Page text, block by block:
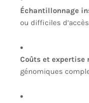
Échantillonnage
ou difficiles
Coûts et expertise
génomiques